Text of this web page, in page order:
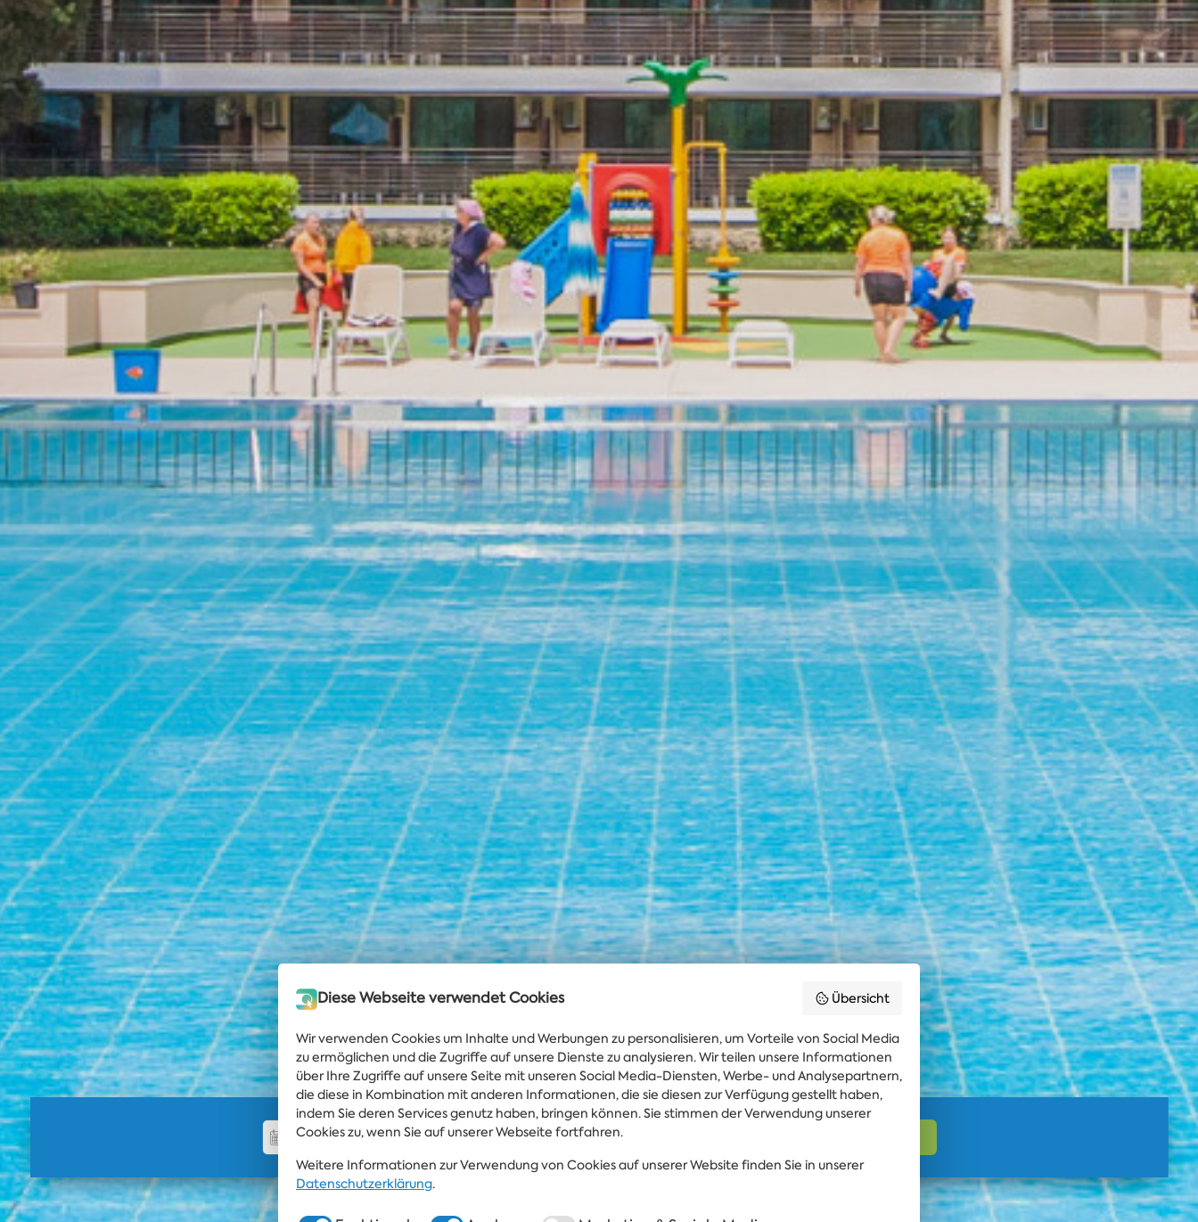
WETTER
IN FLAMINGO
Wasser
25°
Diese Webseite verwendet Cookies Übersicht
Wir verwenden Cookies um Inhalte und Werbungen zu personalisieren, um Vorteile von Social Media
zu ermöglichen und die Zugriffe auf unsere Dienste zu analysieren. Wir teilen unsere Informationen
über Ihre Zugriffe auf unsere Seite mit unseren Social Media-Diensten, Werbe- und Analysepartnern,
die diese in Kombination mit anderen Informationen, die sie diesen zur Verfügung gestellt haben,
indem Sie deren Services genutz haben, bringen können. Sie stimmen der Verwendung unserer
Cookies zu, wenn Sie auf unserer Webseite fortfahren.
Weitere Informationen zur Verwendung von Cookies auf unserer Website finden Sie in unserer
Datenschutzerklärung.